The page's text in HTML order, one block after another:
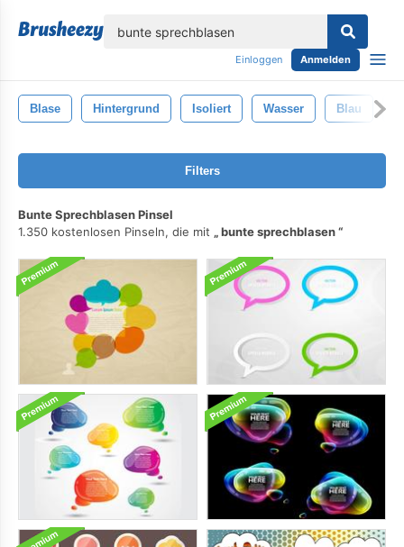
Einloggen Anmelden
Blase Hintergrund Isoliert Wasser Blau
Filters
Bunte Sprechblasen Pinsel
1.350 kostenlosen Pinseln, die mit
bunte sprechblasen